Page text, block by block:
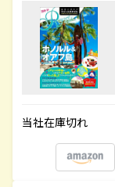
当社在庫切れ